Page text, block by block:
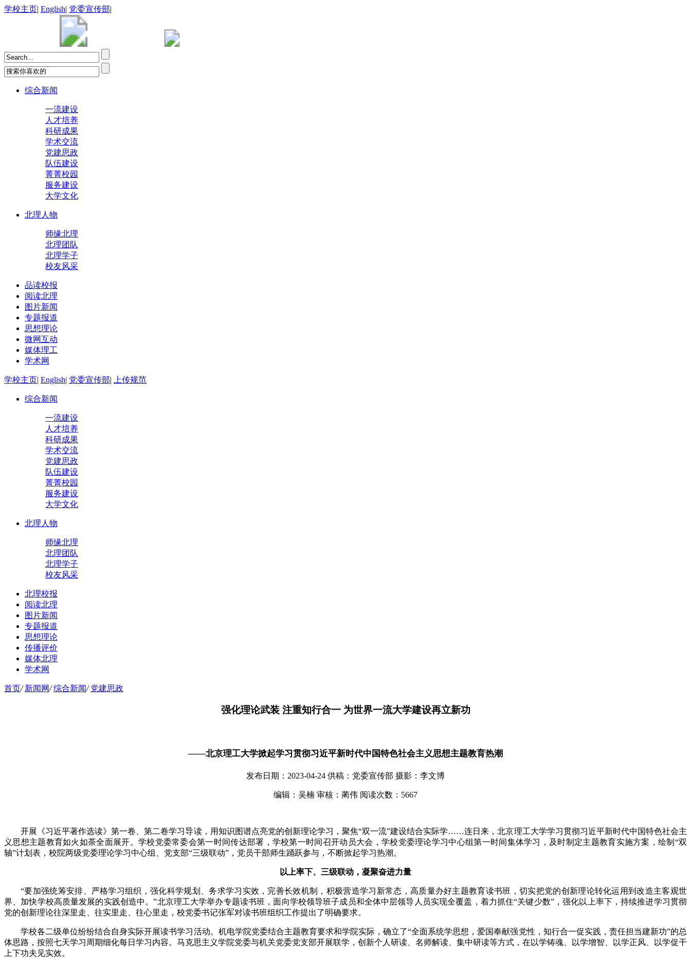
学校主页| English| 党委宣传部|
综合新闻
一流建设
人才培养
科研成果
学术交流
党建思政
队伍建设
菁菁校园
服务建设
大学文化
北理人物
师缘北理
北理团队
北理学子
校友风采
品读校报
阅读北理
图片新闻
专题报道
思想理论
微网互动
媒体理工
学术网
学校主页| English| 党委宣传部| 上传规范
综合新闻
一流建设
人才培养
科研成果
学术交流
党建思政
队伍建设
菁菁校园
服务建设
大学文化
北理人物
师缘北理
北理团队
北理学子
校友风采
北理校报
阅读北理
图片新闻
专题报道
思想理论
传播评价
媒体北理
学术网
首页/ 新闻网/ 综合新闻/ 党建思政
强化理论武装 注重知行合一 为世界一流大学建设再立新功
——北京理工大学掀起学习贯彻习近平新时代中国特色社会主义思想主题教育热潮
发布日期：2023-04-24 供稿：党委宣传部 摄影：李文博
编辑：吴楠 审核：蔺伟 阅读次数： 5667
开展《习近平著作选读》第一卷、第二卷学习导读，用知识图谱点亮党的创新理论学习，聚焦“双一流”建设结合实际学……连日来，北京理工大学学习贯彻习近平新时代中国特色社会主
义思想主题教育如火如荼全面展开。学校党委常委会第一时间传达部署，学校第一时间召开动员大会，学校党委理论学习中心组第一时间集体学习，及时制定主题教育实施方案，绘制“双
轴”计划表，校院两级党委理论学习中心组、党支部“三级联动”，党员干部师生踊跃参与，不断掀起学习热潮。
以上率下、三级联动，凝聚奋进力量
“要加强统筹安排、严格学习组织，强化科学规划、务求学习实效，完善长效机制，积极营造学习新常态，高质量办好主题教育读书班，切实把党的创新理论转化运用到改造主客观世
界、加快学校高质量发展的实践创造中。”北京理工大学举办专题读书班，面向学校领导班子成员和全体中层领导人员实现全覆盖，着力抓住“关键少数”，强化以上率下，持续推进学习贯彻
党的创新理论往深里走、往实里走、往心里走，校党委书记张军对读书班组织工作提出了明确要求。
学校各二级单位纷纷结合自身实际开展读书学习活动。机电学院党委结合主题教育要求和学院实际，确立了“全面系统学思想，爱国奉献强党性，知行合一促实践，责任担当建新功”的总
体思路，按照七天学习周期细化每日学习内容。马克思主义学院党委与机关党委党支部开展联学，创新个人研读、名师解读、集中研读等方式，在以学铸魂、以学增智、以学正风、以学促干
上下功夫见实效。